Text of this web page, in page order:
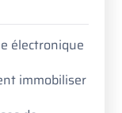
électronique
immobiliser